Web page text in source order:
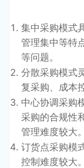
集中采购模式
管理集中等特
等问题。
分散采购模式
复采购、成本
中心协调采购
采购的合规性
管理难度较大。
订货点采购模
控制难度较大。